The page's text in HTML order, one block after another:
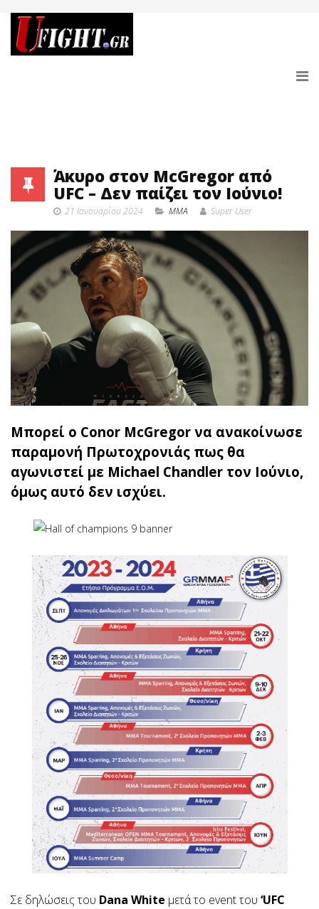
Άκυρο στον McGregor από
UFC – Δεν παίζει τον Ιούνιο!
21 Ιανουαρίου 2024 MMA Super User
Μπορεί ο Conor McGregor να ανακοίνωσε
παραμονή Πρωτοχρονιάς πως θα
αγωνιστεί με Michael Chandler τον Ιούνιο,
όμως αυτό δεν ισχύει.
Σε δηλώσεις του Dana White μετά το event του ‘UFC